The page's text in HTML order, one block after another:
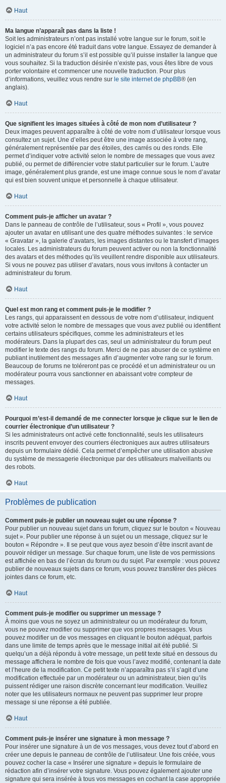
Haut
Ma langue n’apparaît pas dans la liste !
Soit les administrateurs n’ont pas installé votre langue sur le forum, soit le
logiciel n’a pas encore été traduit dans votre langue. Essayez de demander à
un administrateur du forum s’il est possible qu’il puisse installer la langue que
vous souhaitez. Si la traduction désirée n’existe pas, vous êtes libre de vous
porter volontaire et commencer une nouvelle traduction. Pour plus
d’informations, veuillez vous rendre sur le site internet de phpBB® (en
anglais).
Haut
Que signifient les images situées à côté de mon nom d’utilisateur ?
Deux images peuvent apparaître à côté de votre nom d’utilisateur lorsque vous
consultez un sujet. Une d’elles peut être une image associée à votre rang,
généralement représentée par des étoiles, des carrés ou des ronds. Elle
permet d’indiquer votre activité selon le nombre de messages que vous avez
publié, ou permet de différencier votre statut particulier sur le forum. L’autre
image, généralement plus grande, est une image connue sous le nom d’avatar
qui est bien souvent unique et personnelle à chaque utilisateur.
Haut
Comment puis-je afficher un avatar ?
Dans le panneau de contrôle de l’utilisateur, sous « Profil », vous pouvez
ajouter un avatar en utilisant une des quatre méthodes suivantes : le service
« Gravatar », la galerie d’avatars, les images distantes ou le transfert d’images
locales. Les administrateurs du forum peuvent activer ou non la fonctionnalité
des avatars et des méthodes qu’ils veuillent rendre disponible aux utilisateurs.
Si vous ne pouvez pas utiliser d’avatars, nous vous invitons à contacter un
administrateur du forum.
Haut
Quel est mon rang et comment puis-je le modifier ?
Les rangs, qui apparaissent en dessous de votre nom d’utilisateur, indiquent
votre activité selon le nombre de messages que vous avez publié ou identifient
certains utilisateurs spécifiques, comme les administrateurs et les
modérateurs. Dans la plupart des cas, seul un administrateur du forum peut
modifier le texte des rangs du forum. Merci de ne pas abuser de ce système en
publiant inutilement des messages afin d’augmenter votre rang sur le forum.
Beaucoup de forums ne toléreront pas ce procédé et un administrateur ou un
modérateur pourra vous sanctionner en abaissant votre compteur de
messages.
Haut
Pourquoi m’est-il demandé de me connecter lorsque je clique sur le lien de
courrier électronique d’un utilisateur ?
Si les administrateurs ont activé cette fonctionnalité, seuls les utilisateurs
inscrits peuvent envoyer des courriers électroniques aux autres utilisateurs
depuis un formulaire dédié. Cela permet d’empêcher une utilisation abusive
du système de messagerie électronique par des utilisateurs malveillants ou
des robots.
Haut
Problèmes de publication
Comment puis-je publier un nouveau sujet ou une réponse ?
Pour publier un nouveau sujet dans un forum, cliquez sur le bouton « Nouveau
sujet ». Pour publier une réponse à un sujet ou un message, cliquez sur le
bouton « Répondre ». Il se peut que vous ayez besoin d’être inscrit avant de
pouvoir rédiger un message. Sur chaque forum, une liste de vos permissions
est affichée en bas de l’écran du forum ou du sujet. Par exemple : vous pouvez
publier de nouveaux sujets dans ce forum, vous pouvez transférer des pièces
jointes dans ce forum, etc.
Haut
Comment puis-je modifier ou supprimer un message ?
À moins que vous ne soyez un administrateur ou un modérateur du forum,
vous ne pouvez modifier ou supprimer que vos propres messages. Vous
pouvez modifier un de vos messages en cliquant le bouton adéquat, parfois
dans une limite de temps après que le message initial ait été publié. Si
quelqu’un a déjà répondu à votre message, un petit texte situé en dessous du
message affichera le nombre de fois que vous l’avez modifié, contenant la date
et l’heure de la modification. Ce petit texte n’apparaîtra pas s’il s’agit d’une
modification effectuée par un modérateur ou un administrateur, bien qu’ils
puissent rédiger une raison discrète concernant leur modification. Veuillez
noter que les utilisateurs normaux ne peuvent pas supprimer leur propre
message si une réponse a été publiée.
Haut
Comment puis-je insérer une signature à mon message ?
Pour insérer une signature à un de vos messages, vous devez tout d’abord en
créer une depuis le panneau de contrôle de l’utilisateur. Une fois créée, vous
pouvez cocher la case « Insérer une signature » depuis le formulaire de
rédaction afin d’insérer votre signature. Vous pouvez également ajouter une
signature qui sera insérée à tous vos messages en cochant la case appropriée